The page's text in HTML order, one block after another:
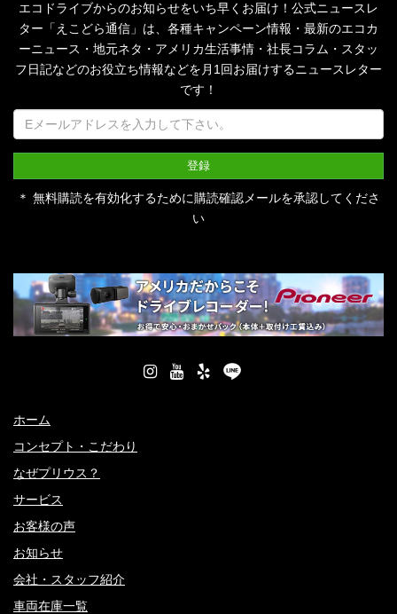
エコドライブからのお知らせをいち早くお届け！公式ニュースレ
ター「えこどら通信」は、 各種キャンペーン情報・最新のエコカ
ーニュース・地元ネタ・アメリカ生活事情・社長コラム・ スタッ
フ日記などのお役立ち情報などを月1回お届けするニュースレター
です！
＊ 無料購読を有効化するために購読確認メールを承認してくださ
い
ホーム
コンセプト・こだわり
なぜプリウス？
サービス
お客様の声
お知らせ
会社・スタッフ紹介
車両在庫一覧